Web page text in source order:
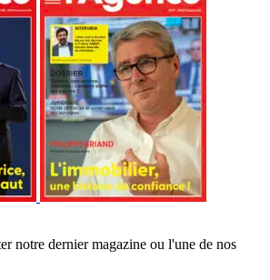
notre dernier magazine ou l'une de nos